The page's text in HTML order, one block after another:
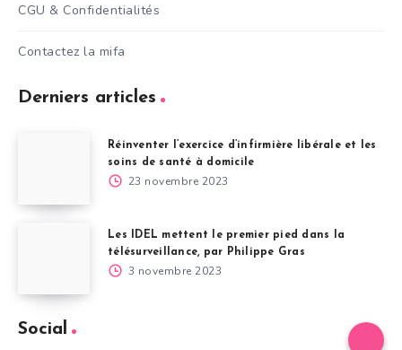
CGU & Confidentialités
Contactez la mifa
Derniers articles
Réinventer l’exercice d’infirmière libérale et les
soins de santé à domicile
23 novembre 2023
Les IDEL mettent le premier pied dans la
télésurveillance, par Philippe Gras
3 novembre 2023
Social